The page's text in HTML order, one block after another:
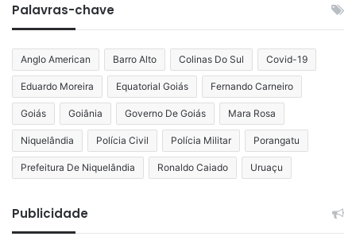
Palavras-chave
Anglo American Barro Alto Colinas Do Sul Covid-19
Eduardo Moreira Equatorial Goiás Fernando Carneiro
Goiás Goiânia Governo De Goiás Mara Rosa
Niquelândia Polícia Civil Polícia Militar Porangatu
Prefeitura De Niquelândia Ronaldo Caiado Uruaçu
Publicidade